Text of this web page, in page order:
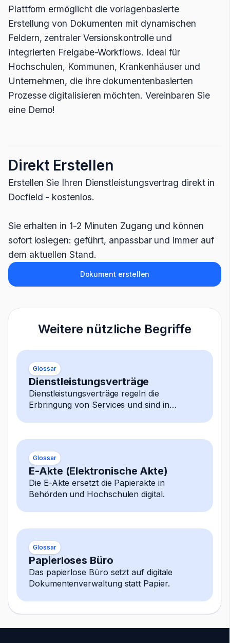
Plattform ermöglicht die vorlagenbasierte
Erstellung von Dokumenten mit dynamischen
Feldern, zentraler Versionskontrolle und
integrierten Freigabe-Workflows. Ideal für
Hochschulen, Kommunen, Krankenhäuser und
Unternehmen, die ihre dokumentenbasierten
Prozesse digitalisieren möchten. Vereinbaren Sie
eine Demo!
Direkt Erstellen
Erstellen Sie Ihren Dienstleistungsvertrag direkt in
Docfield - kostenlos.
Sie erhalten in 1-2 Minuten Zugang und können
sofort loslegen: geführt, anpassbar und immer auf
dem aktuellen Stand.
Dokument erstellen
Weitere nützliche Begriffe
Glossar
Dienstleistungsverträge
Dienstleistungsverträge regeln die
Erbringung von Services und sind in
Glossar
E-Akte (Elektronische Akte)
Die E-Akte ersetzt die Papierakte in
Behörden und Hochschulen digital.
Glossar
Papierloses Büro
Das papierlose Büro setzt auf digitale
Dokumentenverwaltung statt Papier.